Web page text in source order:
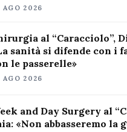
AGO 2026
al “Caracciolo”,
sanità si difende con i
le passerelle»
AGO 2026
and Day Surgery al
«Non abbasseremo la